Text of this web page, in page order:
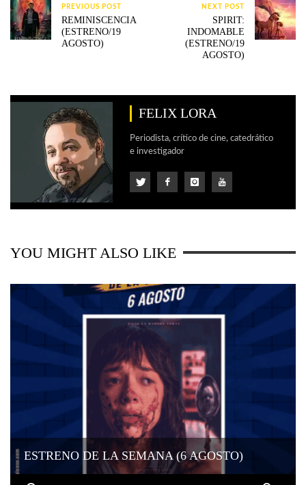
PREVIOUS POST
REMINISCENCIA
(ESTRENO/19
AGOSTO)
NEXT POST
SPIRIT:
INDOMABLE
(ESTRENO/19
AGOSTO)
FELIX LORA
Periodista, crítico de cine, catedrático
e investigador
YOU MIGHT ALSO LIKE
ESTRENO DE LA SEMANA (6 AGOSTO)